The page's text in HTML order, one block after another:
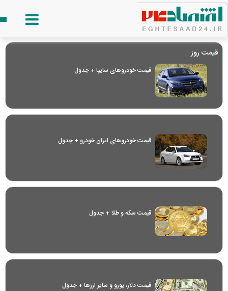
قیمت روز
قیمت خودرو‌های سایپا + جدول
قیمت خودرو‌های ایران خودرو + جدول
قیمت سکه و طلا + جدول
قیمت دلار، یورو و سایر ارز‌ها + جدول